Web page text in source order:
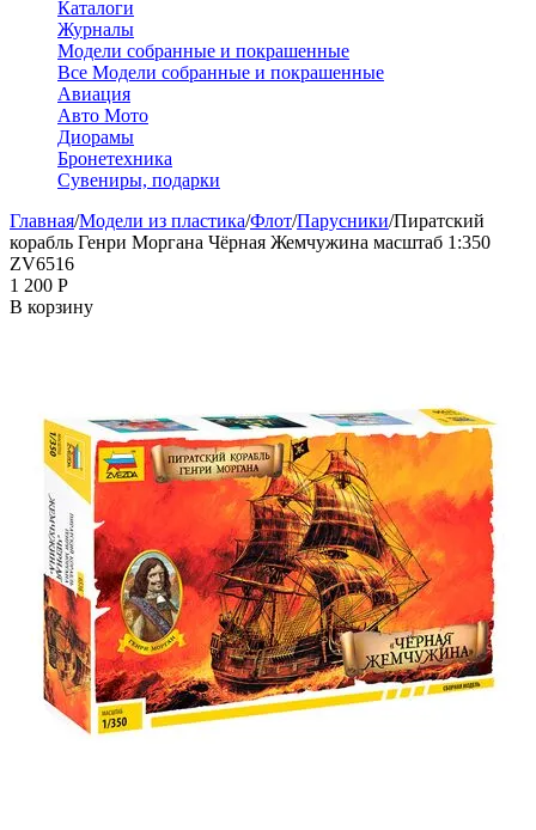
Каталоги
Журналы
Модели собранные и покрашенные
Все Модели собранные и покрашенные
Авиация
Авто Мото
Диорамы
Бронетехника
Сувениры, подарки
Главная/Модели из пластика/Флот/Парусники/Пиратский
корабль Генри Моргана Чёрная Жемчужина масштаб 1:350
ZV6516
1 200 Р
В корзину